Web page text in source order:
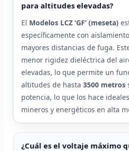
para altitudes elevadas?
El Modelos LCZ ‘GF’ (meseta)
específicamente con
mayores distancias de fuga.
menor rigidez dieléctrica del
elevadas, lo que permite un
altitudes de hasta 3500 metros
potencia, lo que los hace
mineros y energéticos en alta
¿Cuál es el voltaje máximo